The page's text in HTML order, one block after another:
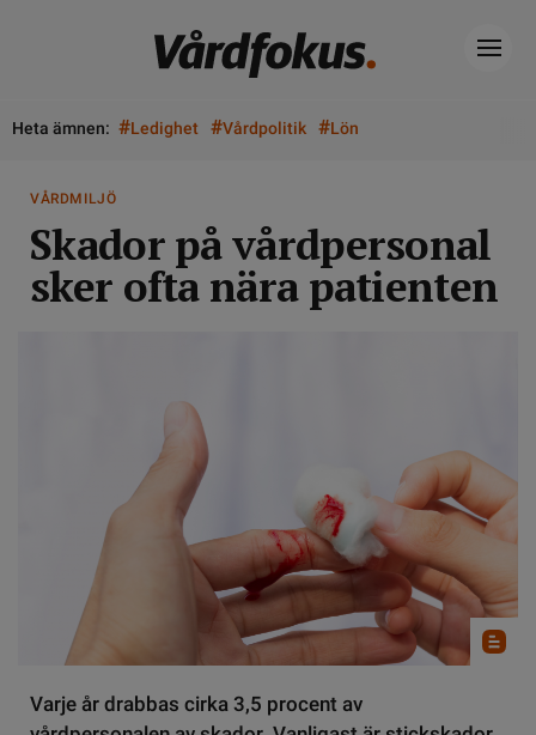
Heta ämnen: #Ledighet #Vårdpolitik #Lön
VÅRDMILJÖ
Skador på vårdpersonal
sker ofta nära patienten
Varje år drabbas cirka 3,5 procent av